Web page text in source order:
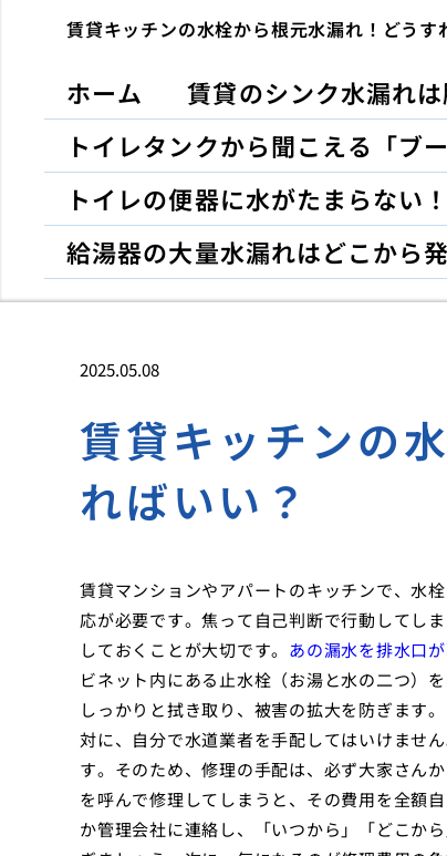
賃貸キッチンの水栓から根元水漏れ！どうす
ホーム 賃貸のシンク水漏れ
トイレタンクから聞こえる「ブ
トイレの便器に水がたまらない
給湯器の大量水漏れはどこから
2025.05.08
賃貸キッチンの
ればいい？
賃貸マンションやアパートのキッチンで、水
応が必要です。焦って自己判断で行動してし
しておくことが大切です。 あの漏水を排水口
ビネット内にある止水栓（お湯と水の二つ）
しっかりと拭き取り、被害の拡大を防ぎます
対に、自分で水道業者を手配してはいけませ
す。そのため、修理の手配は、必ず大家さん
を呼んで修理してしまうと、その費用を全額
か管理会社に連絡し、「いつから」「どこか